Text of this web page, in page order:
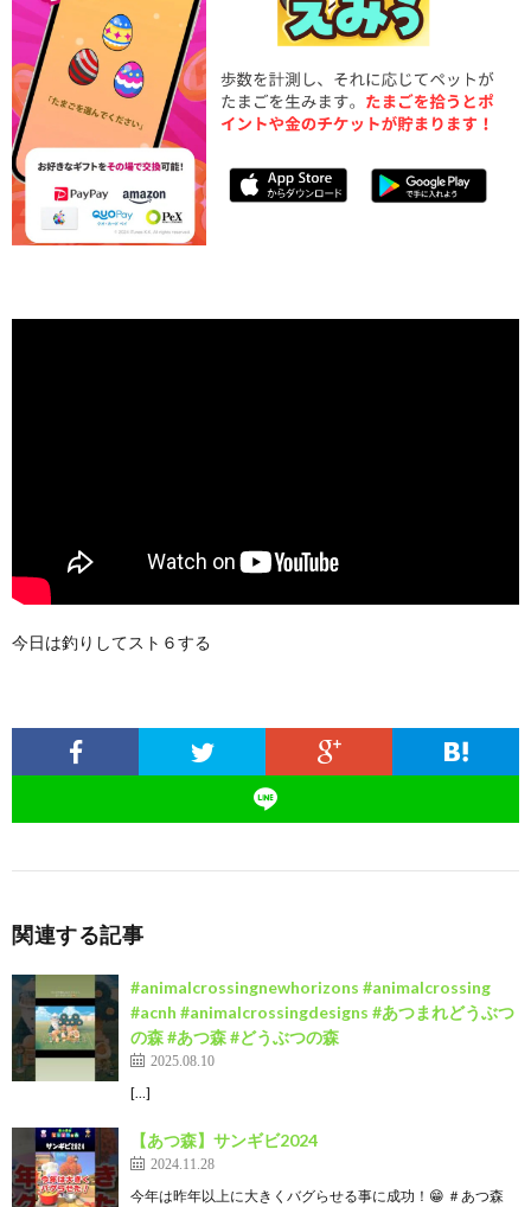
今日は釣りしてスト６する
関連する記事
#animalcrossingnewhorizons #animalcrossing
#acnh #animalcrossingdesigns #あつまれどうぶつ
の森 #あつ森 #どうぶつの森
2025.08.10
[…]
【あつ森】サンギビ2024
2024.11.28
今年は昨年以上に大きくバグらせる事に成功！😁 ＃あつ森